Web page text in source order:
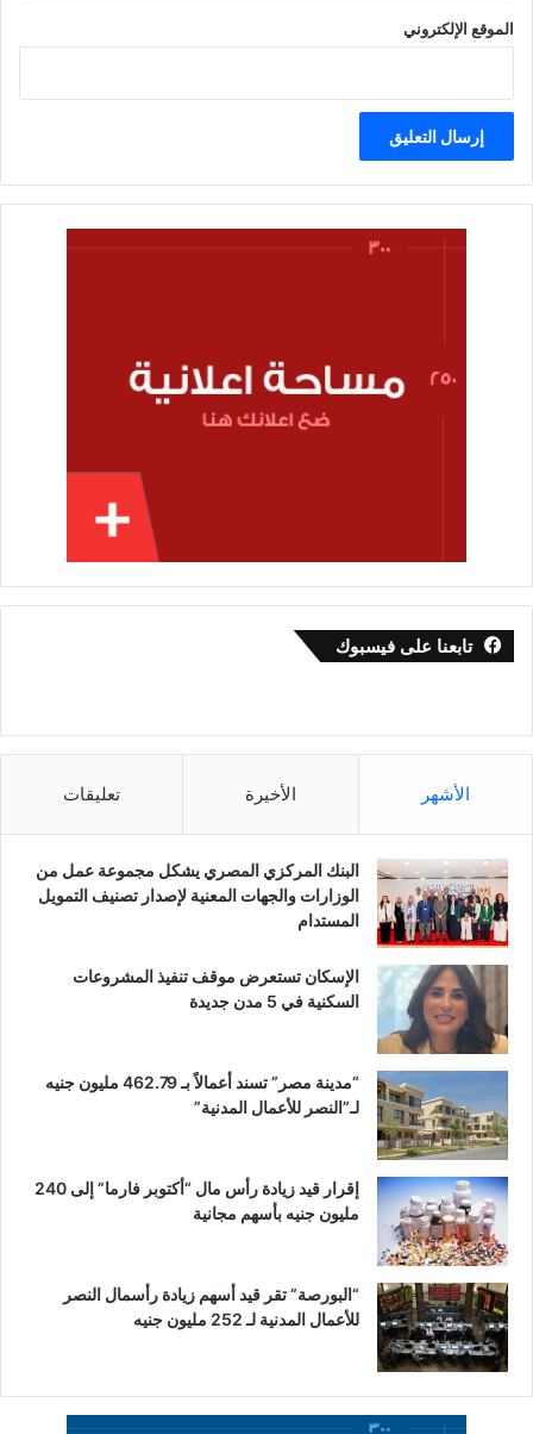
الموقع الإلكتروني
تابعنا على فيسبوك
الأشهر الأخيرة تعليقات
البنك المركزي المصري يشكل مجموعة عمل من
الوزارات والجهات المعنية لإصدار تصنيف التمويل
المستدام
الإسكان تستعرض موقف تنفيذ المشروعات
السكنية في 5 مدن جديدة
“مدينة مصر” تسند أعمالاً بـ 462.79 مليون جنيه
لـ”النصر للأعمال المدنية”
إقرار قيد زيادة رأس مال “أكتوبر فارما” إلى 240
مليون جنيه بأسهم مجانية
“البورصة” تقر قيد أسهم زيادة رأسمال النصر
للأعمال المدنية لـ 252 مليون جنيه